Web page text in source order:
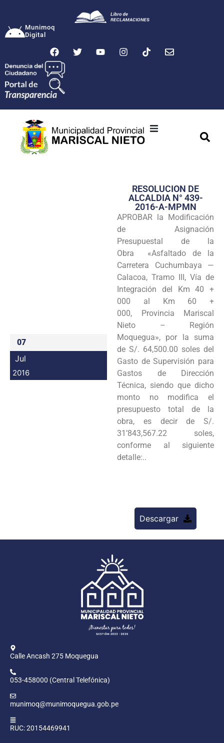
Munimoq
Digital
Transparencia
Seguridad
Programas
Intranet
07
Jul
2016
RESOLUCION DE
ALCALDIA N° 439-
2016-A-MPMN
APROBAR la Modificación
de Asignación
Presupuestal de la
Obra «Asfaltado de la
Carretera Cuchumbaya —
Calacoa, Tramo III, Vía de
Integración del Km 40 +
000 al Km 60 +
000, Provincia Mariscal
Nieto – Región
Moquegua», por la suma
de S/. 64,500.00 soles del
Gasto de Supervisión para
Gastos de Dirección
Técnica, siendo que dicho
monto no modifica el
presupuesto total de la
obra, es decir de S/.
31’843,567.22 soles,
conforme al siguiente
detalle:..
Descargar
Calle Ancash 275 Moquegua
053-458000 (Central Telefónica)
munimoq@munimoquegua.gob.pe
RUC: 20154469941